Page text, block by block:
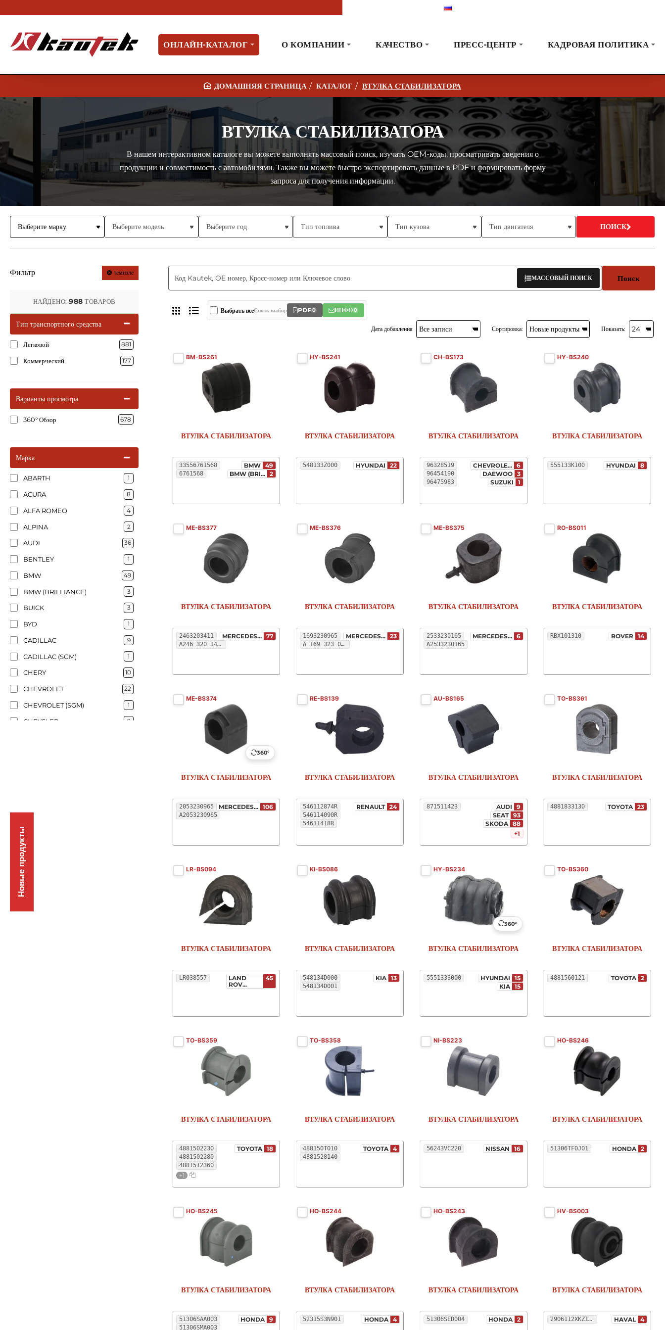
ОНЛАЙН-КАТАЛОГ О КОМПАНИИ КАЧЕСТВО ПРЕСС-ЦЕНТР КАДРОВАЯ ПОЛИТИКА
H
M
E
КАТАЛОГ ВТУЛКА СТАБИЛИЗАТОРА
ВТУЛКА СТАБИЛИЗАТОРА
В нашем интерактивном каталоге вы можете выполнять массовый поиск, изучать OEM-коды, просматривать сведения о
продукции и совместимость с автомобилями. Также вы можете быстро экспортировать данные в PDF и формировать форму
запроса для получения информации.
ПОИСК
Фильтр темизле
НАЙДЕНО: 988 ТОВАРОВ
Тип транспортного средства
Легковой 881
Коммерческий 177
Варианты просмотра
360° Обзор 678
Марка
ABARTH 1
ACURA 8
ALFA ROMEO 4
ALPINA 2
AUDI 36
BENTLEY 1
BMW 49
BMW (BRILLIANCE) 3
BUICK 3
BYD 1
CADILLAC 9
CADILLAC (SGM) 1
CHERY 10
CHEVROLET 22
CHEVROLET (SGM) 1
CHRYSLER 9
DS
EMGRAND
EXEED (CHERY)
FIAT
МАССОВЫЙ ПОИСК Поиск
Выбрать всеСнять выбор PDF0 ИНФО0
Дата добавления Сортировка: Показать:
BM-BS261
33556761568
6761568
BMW 49
BMW (BRI... 2
ВТУЛКА СТАБИЛИЗАТОРА
HY-BS241
548133Z000 HYUNDAI 22
ВТУЛКА СТАБИЛИЗАТОРА
CH-BS173
96328519
96454190
96475983
CHEVROLE... 6
DAEWOO 3
SUZUKI
1
ВТУЛКА СТАБИЛИЗАТОРА
HY-BS240
555133K100 HYUNDAI 8
ВТУЛКА СТАБИЛИЗАТОРА
ME-BS377
2463203411
A246 320 34 11
MERCEDES... 77
ВТУЛКА СТАБИЛИЗАТОРА
ME-BS376
1693230965
A 169 323 09 65
MERCEDES... 23
ВТУЛКА СТАБИЛИЗАТОРА
ME-BS375
2533230165
A2533230165
MERCEDES... 6
ВТУЛКА СТАБИЛИЗАТОРА
RO-BS011
RBX101310 ROVER 14
ВТУЛКА СТАБИЛИЗАТОРА
ME-BS374
360°
2053230965
A2053230965
MERCEDES... 106
ВТУЛКА СТАБИЛИЗАТОРА
RE-BS139
546112874R
546114090R
54611418R
RENAULT 24
ВТУЛКА СТАБИЛИЗАТОРА
AU-BS165
871511423 AUDI
9
SEAT 93
SKODA 88
+1
ВТУЛКА СТАБИЛИЗАТОРА
TO-BS361
4881833130 TOYOTA 23
ВТУЛКА СТАБИЛИЗАТОРА
LR-BS094
LR038557
LAND
ROV...
45
ВТУЛКА СТАБИЛИЗАТОРА
KI-BS086
548134D000
548134D001
KIA 13
ВТУЛКА СТАБИЛИЗАТОРА
HY-BS234
360°
555133S000 HYUNDAI
15
KIA 15
ВТУЛКА СТАБИЛИЗАТОРА
TO-BS360
4881560121 TOYOTA 2
ВТУЛКА СТАБИЛИЗАТОРА
TO-BS359
4881502230
4881502280
4881512360
+1
TOYOTA 18
ВТУЛКА СТАБИЛИЗАТОРА
TO-BS358
488150T010
4881528140
TOYOTA 4
ВТУЛКА СТАБИЛИЗАТОРА
NI-BS223
56243VC220 NISSAN 16
ВТУЛКА СТАБИЛИЗАТОРА
HO-BS246
51306TF0J01 HONDA 2
ВТУЛКА СТАБИЛИЗАТОРА
HO-BS245
51306SAA003
51306SMA003
HONDA 9
ВТУЛКА СТАБИЛИЗАТОРА
HO-BS244
52315S3N901 HONDA 4
ВТУЛКА СТАБИЛИЗАТОРА
HO-BS243
51306SED004 HONDA 2
ВТУЛКА СТАБИЛИЗАТОРА
HV-BS003
2906112XKZ16B HAVAL 4
ВТУЛКА СТАБИЛИЗАТОРА
Новые продукты